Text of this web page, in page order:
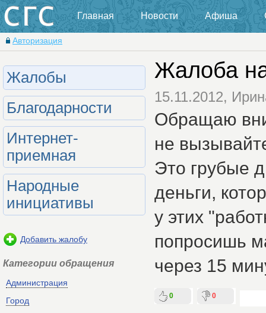
Главная Новости Афиша
Авторизация
Жалобы
Благодарности
Интернет-
приемная
Народные
инициативы
Добавить жалобу
Категории обращения
Администрация
Город
Жалоба
15.11.2012,
Обращаю
не
Это грубые
деньги,
у этих
попросишь
через 15
0 0